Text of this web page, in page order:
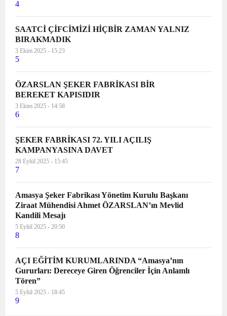
4
SAATCİ ÇİFCİMİZİ HİÇBİR ZAMAN YALNIZ
BIRAKMADIK
3 Ekim 2025 - 15:23
5
ÖZARSLAN ŞEKER FABRİKASI BİR
BEREKET KAPISIDIR
3 Ekim 2025 - 14:58
6
ŞEKER FABRİKASI 72. YILI AÇILIŞ
KAMPANYASINA DAVET
28 Eylül 2025 - 15:45
7
Amasya Şeker Fabrikası Yönetim Kurulu Başkanı
Ziraat Mühendisi Ahmet ÖZARSLAN’ın Mevlid
Kandili Mesajı
5 Eylül 2025 - 20:50
8
AÇI EĞİTİM KURUMLARINDA “Amasya’nın
Gururları: Dereceye Giren Öğrenciler İçin Anlamlı
Tören”
5 Eylül 2025 - 18:45
9